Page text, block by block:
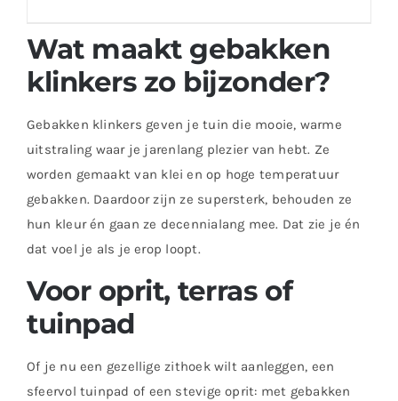
Wat maakt gebakken
klinkers zo bijzonder?
Gebakken klinkers geven je tuin die mooie, warme
uitstraling waar je jarenlang plezier van hebt. Ze
worden gemaakt van klei en op hoge temperatuur
gebakken. Daardoor zijn ze supersterk, behouden ze
hun kleur én gaan ze decennialang mee. Dat zie je én
dat voel je als je erop loopt.
Voor oprit, terras of
tuinpad
Of je nu een gezellige zithoek wilt aanleggen, een
sfeervol tuinpad of een stevige oprit: met gebakken